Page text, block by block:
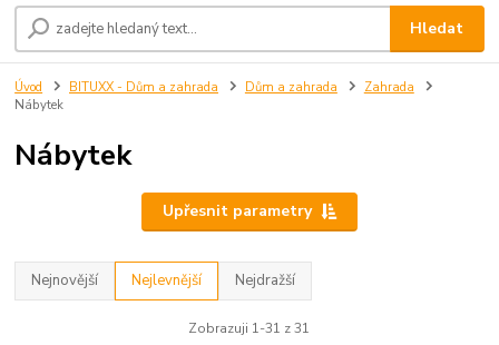
Hledat
Úvod BITUXX - Dům a zahrada Dům a zahrada
Zahrada
Nábytek
Nábytek
Upřesnit parametry
Nejnovější Nejlevnější Nejdražší
Zobrazuji 1-31 z 31